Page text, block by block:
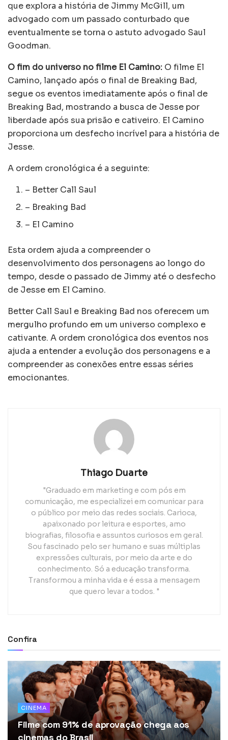
que explora a história de Jimmy McGill, um
advogado com um passado conturbado que
eventualmente se torna o astuto advogado Saul
Goodman.
O fim do universo no filme El Camino: O filme El
Camino, lançado após o final de Breaking Bad,
segue os eventos imediatamente após o final de
Breaking Bad, mostrando a busca de Jesse por
liberdade após sua prisão e cativeiro. El Camino
proporciona um desfecho incrível para a história de
Jesse.
A ordem cronológica é a seguinte:
– Better Call Saul
– Breaking Bad
– El Camino
Esta ordem ajuda a compreender o
desenvolvimento dos personagens ao longo do
tempo, desde o passado de Jimmy até o desfecho
de Jesse em El Camino.
Better Call Saul e Breaking Bad nos oferecem um
mergulho profundo em um universo complexo e
cativante. A ordem cronológica dos eventos nos
ajuda a entender a evolução dos personagens e a
compreender as conexões entre essas séries
emocionantes.
Thiago Duarte
"Graduado em marketing e com pós em
comunicação, me especializei em comunicar para
o público por meio das redes sociais. Carioca,
apaixonado por leitura e esportes, amo
biografias, filosofia e assuntos curiosos em geral.
Sou fascinado pelo ser humano e suas múltiplas
expressões culturais, por meio da arte e do
conhecimento. Só a educação transforma.
Transformou a minha vida e é essa a mensagem
que quero levar a todos. "
Confira
CINEMA
Filme com 91% de aprovação chega aos
cinemas do Brasil